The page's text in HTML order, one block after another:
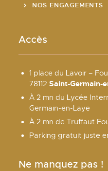
NOS ENGAGEMENTS
Accès
1 place du Lavoir –
78112Saint-Germain-
À 2 mn du Lycée
Germain-en-Laye
À 2 mn de Truffaut
Parking gratuit juste
Ne manquez pas !